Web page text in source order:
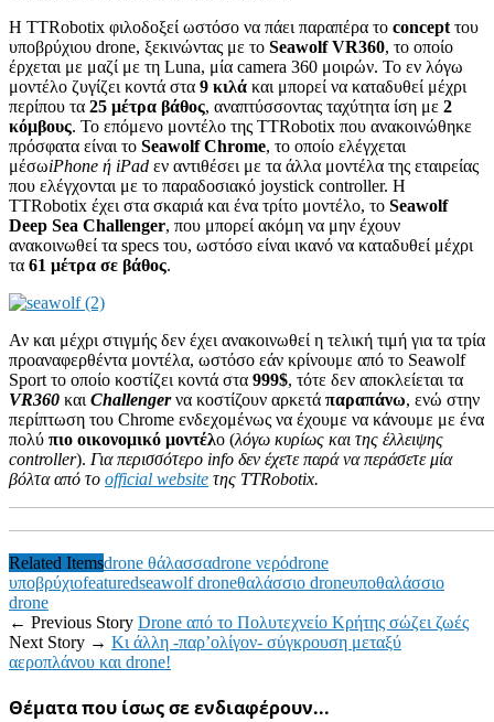
H ΤΤRobotix φιλοδοξεί ωστόσο να πάει παραπέρα το concept του
υποβρύχιου drone, ξεκινώντας με το Seawolf VR360, το οποίο
έρχεται με μαζί με τη Luna, μία camera 360 μοιρών. Το εν λόγω
μοντέλο ζυγίζει κοντά στα 9 κιλά και μπορεί να καταδυθεί μέχρι
περίπου τα 25 μέτρα βάθος, αναπτύσσοντας ταχύτητα ίση με 2
κόμβους. Το επόμενο μοντέλο της TTRobotix που ανακοινώθηκε
πρόσφατα είναι το Seawolf Chrome, το οποίο ελέγχεται
μέσωiPhone ή iPad εν αντιθέσει με τα άλλα μοντέλα της εταιρείας
που ελέγχονται με το παραδοσιακό joystick controller. H
ΤΤRobotix έχει στα σκαριά και ένα τρίτο μοντέλο, το Seawolf
Deep Sea Challenger, που μπορεί ακόμη να μην έχουν
ανακοινωθεί τα specs του, ωστόσο είναι ικανό να καταδυθεί μέχρι
τα 61 μέτρα σε βάθος.
Αν και μέχρι στιγμής δεν έχει ανακοινωθεί η τελική τιμή για τα τρία
προαναφερθέντα μοντέλα, ωστόσο εάν κρίνουμε από το Seawolf
Sport το οποίο κοστίζει κοντά στα 999$, τότε δεν αποκλείεται τα
VR360 και Challengerνα κοστίζουν αρκετά παραπάνω, ενώ στην
περίπτωση του Chrome ενδεχομένως να έχουμε να κάνουμε με ένα
πολύ πιο οικονομικό μοντέλο (λόγω κυρίως και της έλλειψης
controller). Για περισσότερο info δεν έχετε παρά να περάσετε μία
βόλτα από το official website της TTRobotix.
Related Itemsdrone θάλασσαdrone νερόdrone
υποβρύχιοfeaturedseawolf droneθαλάσσιο droneυποθαλάσσιο
drone
← Previous Story Drone από το Πολυτεχνείο Κρήτης σώζει ζωές
Next Story → Κι άλλη -παρ’ολίγον- σύγκρουση μεταξύ
αεροπλάνου και drone!
Θέματα που ίσως σε ενδιαφέρουν...